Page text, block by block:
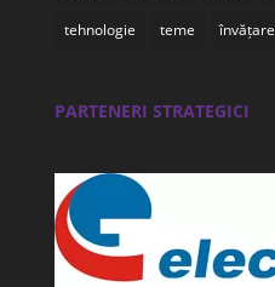
tehnologie teme învățare
PARTENERI STRATEGICI